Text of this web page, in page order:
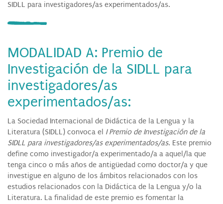
SIDLL para investigadores/as experimentados/as.
MODALIDAD A: Premio de
Investigación de la SIDLL para
investigadores/as
experimentados/as:
La Sociedad Internacional de Didáctica de la Lengua y la
Literatura (SIDLL) convoca el I Premio de Investigación de la
SIDLL para investigadores/as experimentados/as. Este premio
define como investigador/a experimentado/a a aquel/la que
tenga cinco o más años de antigüedad como doctor/a y que
investigue en alguno de los ámbitos relacionados con los
estudios relacionados con la Didáctica de la Lengua y/o la
Literatura. La finalidad de este premio es fomentar la